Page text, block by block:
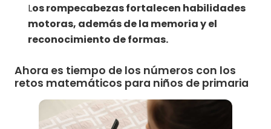
Los rompecabezas fortalecen habilidades
motoras, además de la memoria y el
reconocimiento de formas.
Ahora es tiempo de los números con los
retos matemáticos para niños de primaria